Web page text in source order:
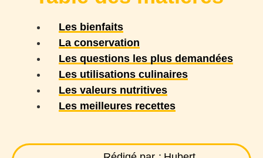
Les bienfaits
La conservation
Les questions les plus demandées
Les utilisations culinaires
Les valeurs nutritives
Les meilleures recettes